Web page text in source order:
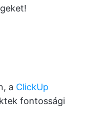
a ClickUp
fontossági